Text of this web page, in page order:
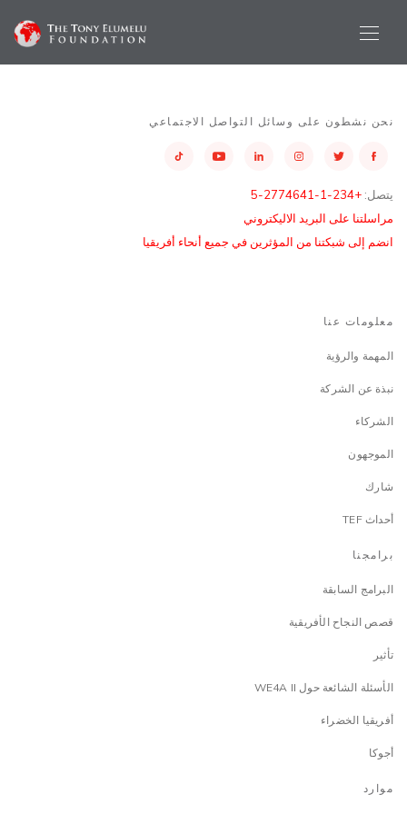
نحن نشطون على وسائل التواصل الاجتماعي
يتصل: +234-1-2774641-5
مراسلتنا على البريد الاليكتروني
انضم إلى شبكتنا من المؤثرين في جميع أنحاء أفريقيا
معلومات عنا
المهمة والرؤية
نبذة عن الشركة
الشركاء
الموجهون
شارك
أحداث TEF
برامجنا
البرامج السابقة
قصص النجاح الأفريقية
تأثير
الأسئلة الشائعة حول WE4A II
أفريقيا الخضراء
أجوكا
موارد